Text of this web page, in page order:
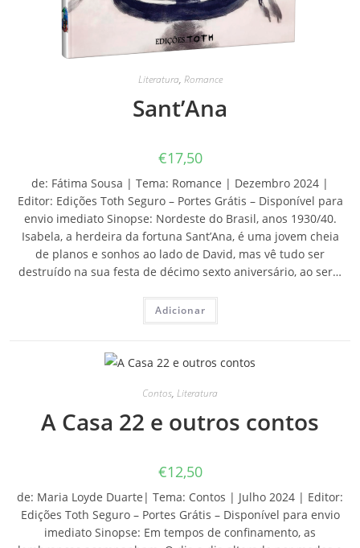
Literatura, Romance
Sant’Ana
€17,50
de: Fátima Sousa | Tema: Romance | Dezembro 2024 |
Editor: Edições Toth Seguro – Portes Grátis – Disponível para
envio imediato Sinopse: Nordeste do Brasil, anos 1930/40.
Isabela, a herdeira da fortuna Sant’Ana, é uma jovem cheia
de planos e sonhos ao lado de David, mas vê tudo ser
destruído na sua festa de décimo sexto aniversário, ao ser…
Adicionar
Contos, Literatura
A Casa 22 e outros contos
€12,50
de: Maria Loyde Duarte| Tema: Contos | Julho 2024 | Editor:
Edições Toth Seguro – Portes Grátis – Disponível para envio
imediato Sinopse: Em tempos de confinamento, as